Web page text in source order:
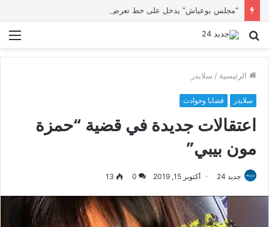
بحث
الرئيسية / سلايدر
سلايدر قضايا وحوادث
اعتقالات جديدة في قضية “حمزة
مون بيبي”
جديد 24 أكتوبر 15, 2019 0
13